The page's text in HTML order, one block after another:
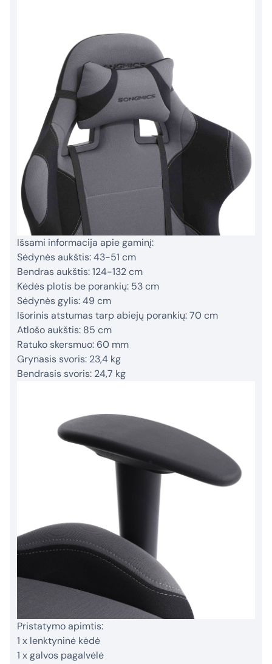
Išsami informacija apie gaminį:
Sėdynės aukštis: 43-51 cm
Bendras aukštis: 124-132 cm
Kėdės plotis be porankių: 53 cm
Sėdynės gylis: 49 cm
Išorinis atstumas tarp abiejų porankių: 70 cm
Atlošo aukštis: 85 cm
Ratuko skersmuo: 60 mm
Grynasis svoris: 23,4 kg
Bendrasis svoris: 24,7 kg
Pristatymo apimtis:
1 x lenktyninė kėdė
1 x galvos pagalvėlė